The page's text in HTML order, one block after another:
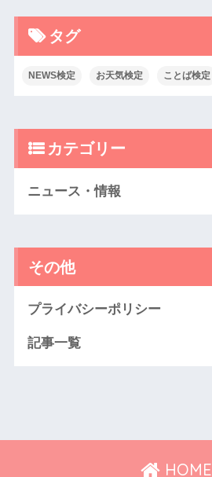
タグ
NEWS検定 お天気検定 ことば検定
カテゴリー
ニュース・情報
その他
プライバシーポリシー
記事一覧
HOME